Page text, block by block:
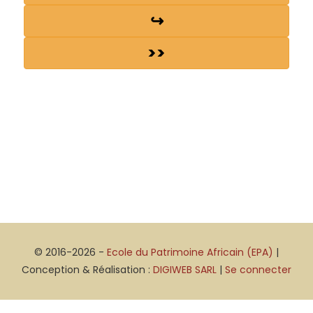
↪
>>
© 2016-2026 - Ecole du Patrimoine Africain (EPA) |
Conception & Réalisation : DIGIWEB SARL | Se connecter